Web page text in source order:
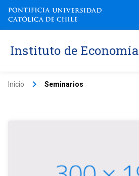
Instituto de Economía
Inicio keyboard_arrow_right Seminarios